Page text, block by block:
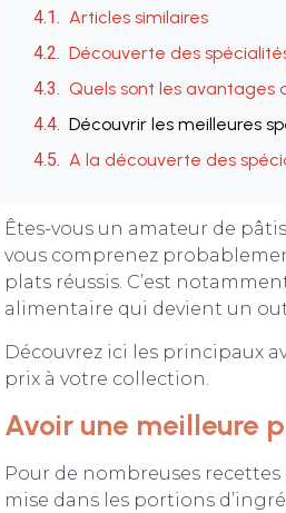
Articles similaires
Découverte des
Quels sont les
Découvrir les meilleures
A la découverte des
Êtes-vous un amateur de
vous comprenez
plats réussis. C’est
alimentaire qui devient un
Découvrez ici les principaux
prix à votre collection.
Avoir une meilleure
Pour de nombreuses
mise dans les portions